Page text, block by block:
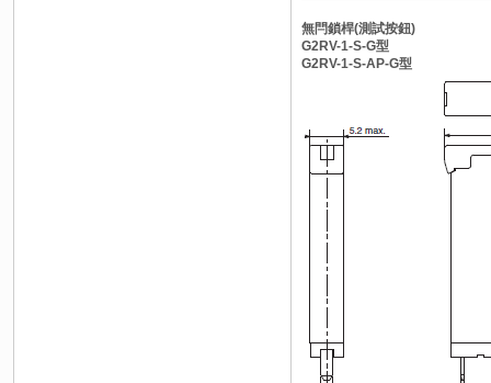
無閂鎖桿(測試按鈕)
G2RV-1-S-G型
G2RV-1-S-AP-G型